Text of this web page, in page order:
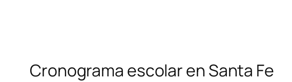
Cronograma escolar en Santa Fe